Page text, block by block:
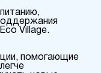
Village.
помогающие